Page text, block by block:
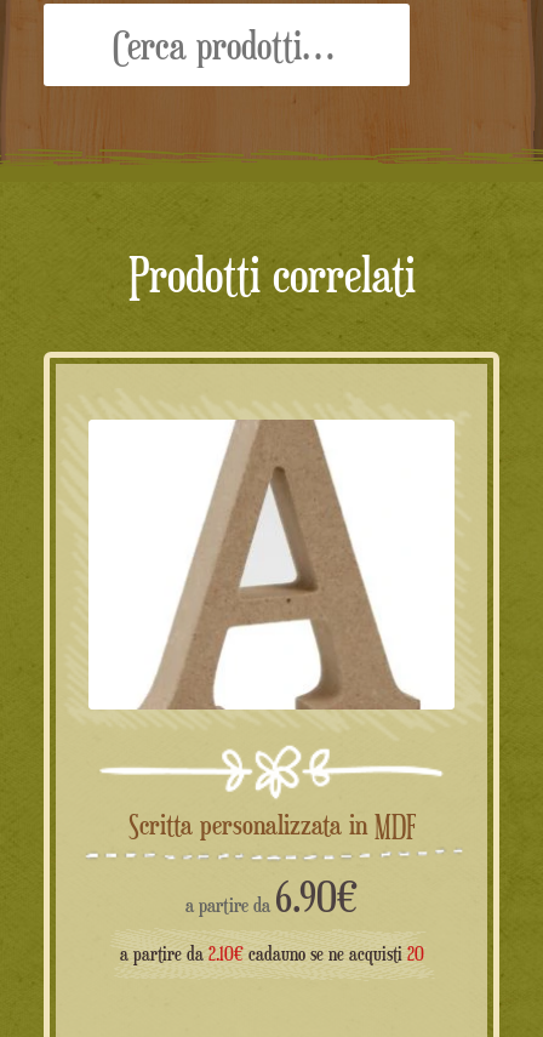
Prodotti correlati
Scritta personalizzata in MDF
a partire da 6.90€
a partire da 2.10€cadauno se ne acquisti 20